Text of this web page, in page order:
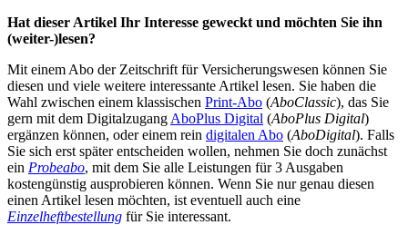
Hat dieser Artikel Ihr Interesse geweckt und möchten Sie ihn
(weiter-)lesen?
Mit einem Abo der Zeitschrift für Versicherungswesen können Sie
diesen und viele weitere interessante Artikel lesen. Sie haben die
Wahl zwischen einem klassischen Print-Abo (AboClassic), das Sie
gern mit dem Digitalzugang AboPlus Digital (AboPlus Digital)
ergänzen können, oder einem rein digitalen Abo (AboDigital). Falls
Sie sich erst später entscheiden wollen, nehmen Sie doch zunächst
ein Probeabo, mit dem Sie alle Leistungen für 3 Ausgaben
kostengünstig ausprobieren können. Wenn Sie nur genau diesen
einen Artikel lesen möchten, ist eventuell auch eine
Einzelheftbestellung für Sie interessant.